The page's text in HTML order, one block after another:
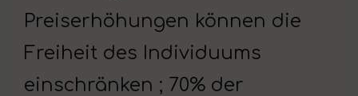
Preiserhöhungen können die
Freiheit des Individuums
einschränken ; 70% der